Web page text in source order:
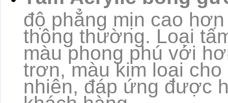
độ phẳng mịn cao
thông thường. Loại
màu phong phú với
trơn, màu kim loại
nhiên, đáp ứng được